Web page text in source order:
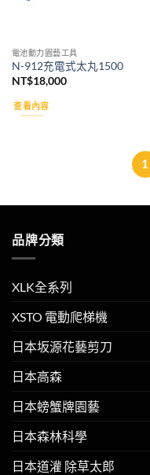
電池動力園藝工具
N-912充電式太丸1500
NT$18,000
查看內容
1
品牌分類
XLK全系列
XSTO 電動爬梯機
日本坂源花藝剪刀
日本高森
日本螃蟹牌園藝
日本森林科學
日本道灌 除草太郎